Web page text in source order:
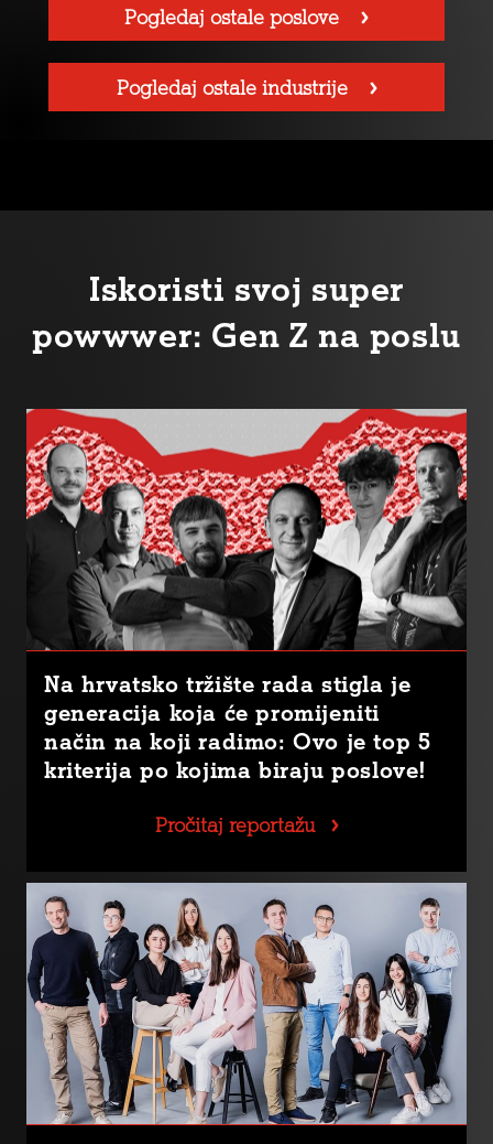
Pogledaj ostale poslove
Pogledaj ostale industrije
Iskoristi svoj super
powwwer: Gen Z na poslu
Na hrvatsko tržište rada stigla je
generacija koja će promijeniti
način na koji radimo: Ovo je top 5
kriterija po kojima biraju poslove!
Pročitaj reportažu